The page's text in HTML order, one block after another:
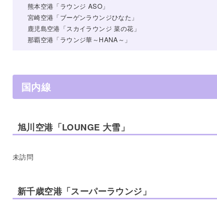
熊本空港「ラウンジ ASO」
宮崎空港「ブーゲンラウンジひなた」
鹿児島空港「スカイラウンジ 菜の花」
那覇空港「ラウンジ華～HANA～」
国内線
旭川空港「LOUNGE 大雪」
未訪問
新千歳空港「スーパーラウンジ」